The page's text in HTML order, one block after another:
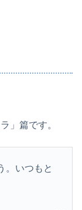
」篇です。
。いつもと